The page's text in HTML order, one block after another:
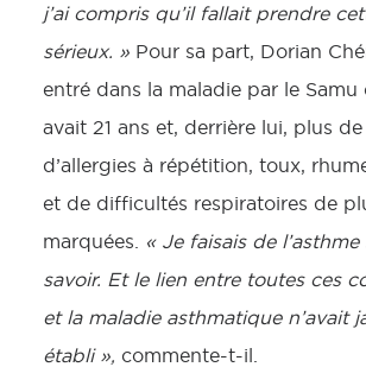
j’ai compris qu’il fallait prendre
sérieux. » Pour sa part, Dorian
entré dans la maladie par le Samu
avait 21 ans et, derrière lui, plus
d’allergies à répétition, toux,
et de difficultés respiratoires de
marquées.
« Je faisais de l’asthme
savoir. Et le lien entre toutes ces
et la maladie asthmatique n’avait
établi », commente-t-il.